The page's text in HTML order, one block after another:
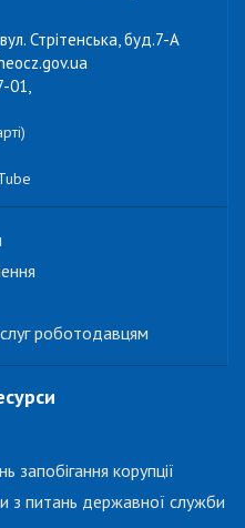
Стрітенська, буд.7-А
01,
роботодавцям
запобігання корупції
з питань державної служби